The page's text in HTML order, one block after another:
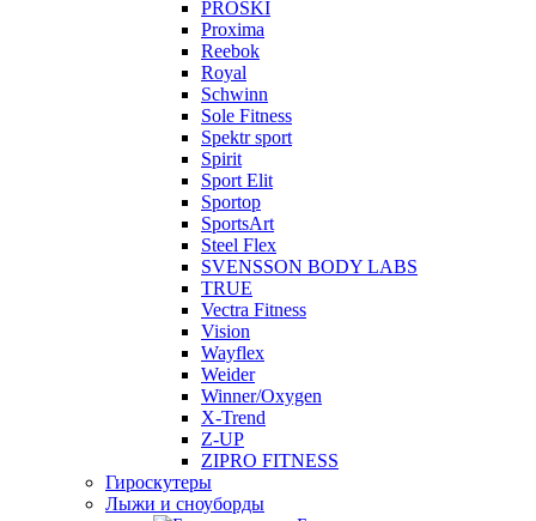
PROSKI
Proxima
Reebok
Royal
Schwinn
Sole Fitness
Spektr sport
Spirit
Sport Elit
Sportop
SportsArt
Steel Flex
SVENSSON BODY LABS
TRUE
Vectra Fitness
Vision
Wayflex
Weider
Winner/Oxygen
X-Trend
Z-UP
ZIPRO FITNESS
Гироскутеры
Лыжи и сноуборды